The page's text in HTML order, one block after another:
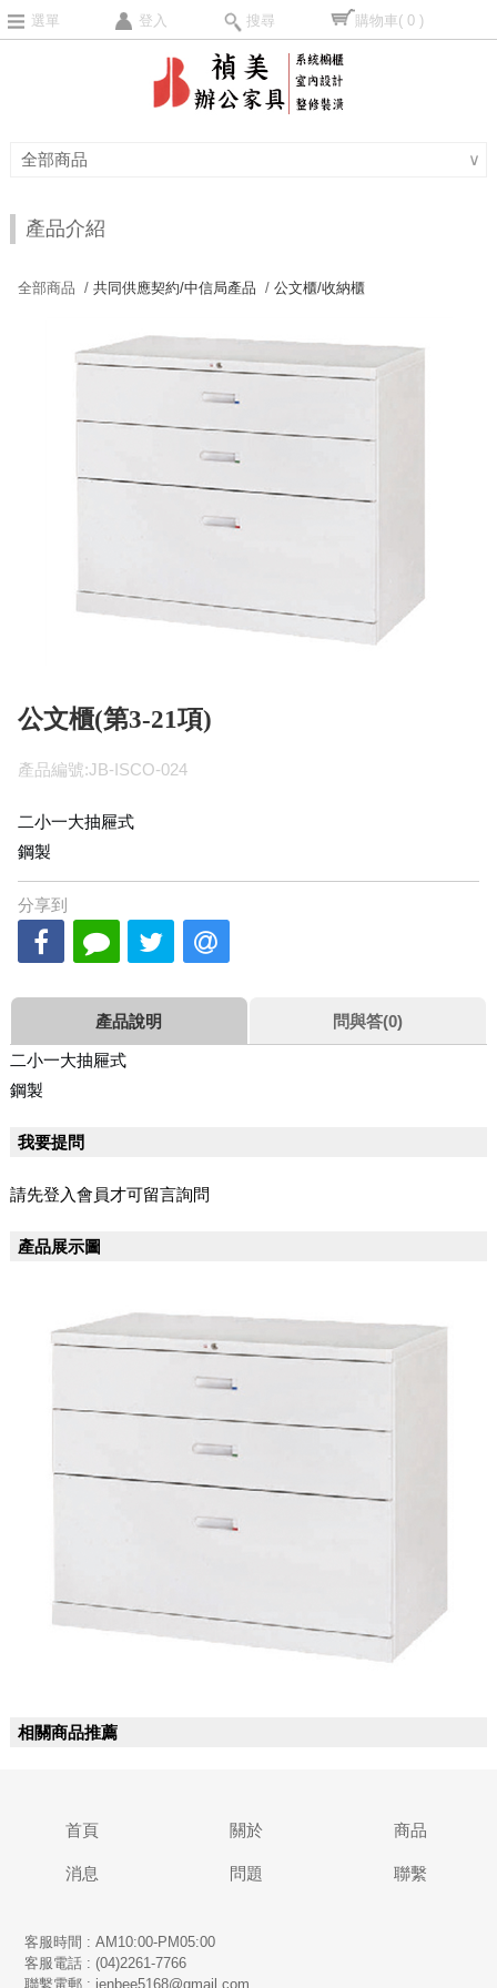
選單 登入 搜尋 購物車( 0 )
全部商品 ∨
產品介紹
全部商品 /共同供應契約/中信局產品 /公文櫃/收納櫃
公文櫃(第3-21項)
產品編號:JB-ISCO-024
二小一大抽屜式
鋼製
分享到
產品說明 問與答(0)
二小一大抽屜式
鋼製
我要提問
請先登入會員才可留言詢問
產品展示圖
相關商品推薦
首頁 關於 商品
消息 問題 聯繫
客服時間 : AM10:00-PM05:00
客服電話 : (04)2261-7766
​聯繫電郵 : jenbee5168@gmail.com